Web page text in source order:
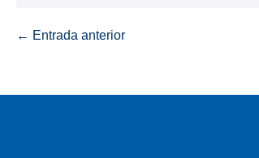
← Entrada anterior